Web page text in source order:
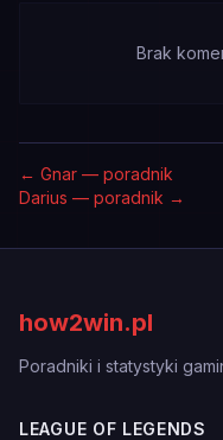
Brak
← Gnar — poradnik
Darius — poradnik →
how2win.pl
Poradniki i statystyki
LEAGUE OF LEGENDS